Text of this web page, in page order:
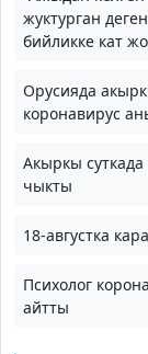
жуктурган
бийликке кат
Орусияда
коронавирус
Акыркы
чыкты
18-августка
Психолог
айтты